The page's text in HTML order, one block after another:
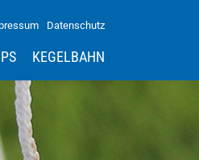
Datenschutz
KEGELBAHN